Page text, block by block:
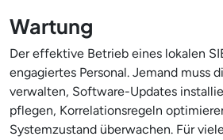
Wartung
Der effektive Betrieb eines lokalen
engagiertes Personal. Jemand muss
verwalten, Software-Updates
pflegen, Korrelationsregeln
Systemzustand überwachen. Für